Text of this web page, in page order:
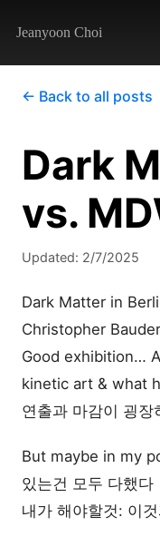
Jeanyoon Choi
← Back to all posts
Dark
vs.
Updated: 2/7/2025
Dark Matter in
Christopher Bauder
Good exhibition…
kinetic art & what
연출과 마감이 굉장
But maybe in my
있는건 모두 다했다
내가 해야할것: 이